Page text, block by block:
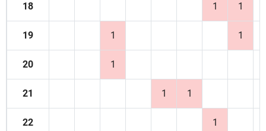
18 1 1
19 1 1
20 1
21 1 1
22 1